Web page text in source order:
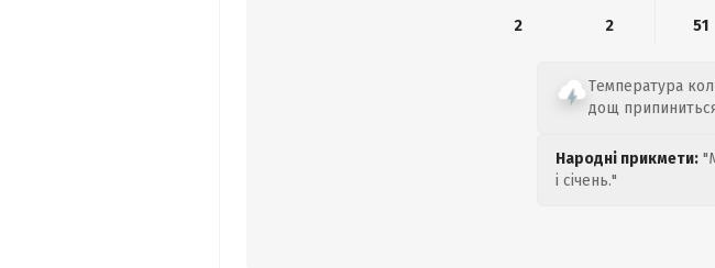
2
2 51
Температура
дощ
Народні прикмети:
і січень."